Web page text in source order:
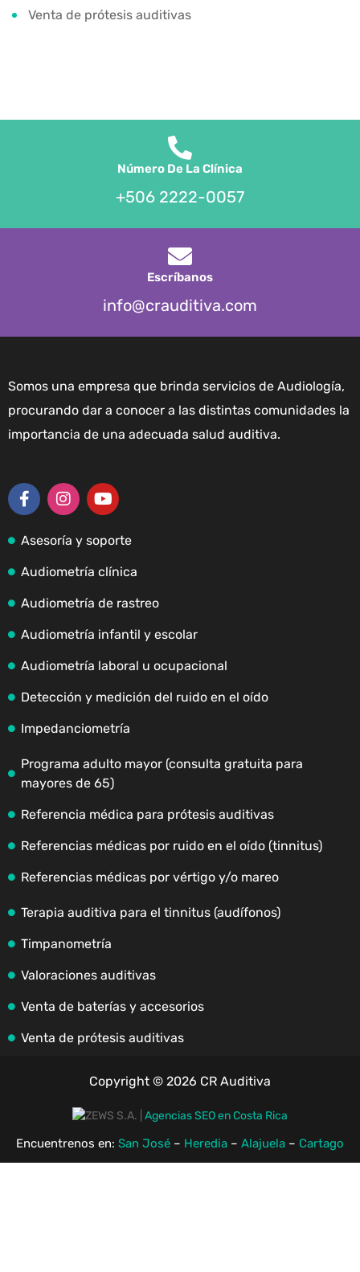
Venta de prótesis auditivas
Número De La Clínica
+506 2222-0057
Escríbanos
info@crauditiva.com
Somos una empresa que brinda servicios de Audiología,
procurando dar a conocer a las distintas comunidades la
importancia de una adecuada salud auditiva.
Asesoría y soporte
Audiometría clínica
Audiometría de rastreo
Audiometría infantil y escolar
Audiometría laboral u ocupacional
Detección y medición del ruido en el oído
Impedanciometría
Programa adulto mayor (consulta gratuita para
mayores de 65)
Referencia médica para prótesis auditivas
Referencias médicas por ruido en el oído (tinnitus)
Referencias médicas por vértigo y/o mareo
Terapia auditiva para el tinnitus (audífonos)
Timpanometría
Valoraciones auditivas
Venta de baterías y accesorios
Venta de prótesis auditivas
Copyright © 2026 CR Auditiva
Agencias SEO en Costa Rica
Encuentrenos en: San José – Heredia – Alajuela – Cartago